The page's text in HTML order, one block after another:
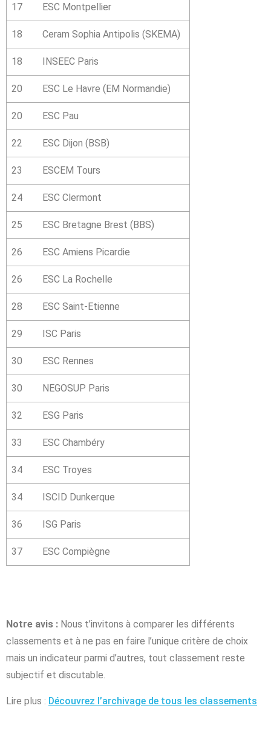
17 ESC Montpellier
18 Ceram Sophia Antipolis (SKEMA)
18 INSEEC Paris
20 ESC Le Havre (EM Normandie)
20 ESC Pau
22 ESC Dijon (BSB)
23 ESCEM Tours
24 ESC Clermont
25 ESC Bretagne Brest (BBS)
26 ESC Amiens Picardie
26 ESC La Rochelle
28 ESC Saint-Etienne
29 ISC Paris
30 ESC Rennes
30 NEGOSUP Paris
32 ESG Paris
33 ESC Chambéry
34 ESC Troyes
34 ISCID Dunkerque
36 ISG Paris
37 ESC Compiègne
Notre avis : Nous t’invitons à comparer les différents
classements et à ne pas en faire l’unique critère de choix
mais un indicateur parmi d’autres, tout classement reste
subjectif et discutable.
Lire plus : Découvrez l’archivage de tous les classements